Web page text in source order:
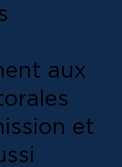
aux
et